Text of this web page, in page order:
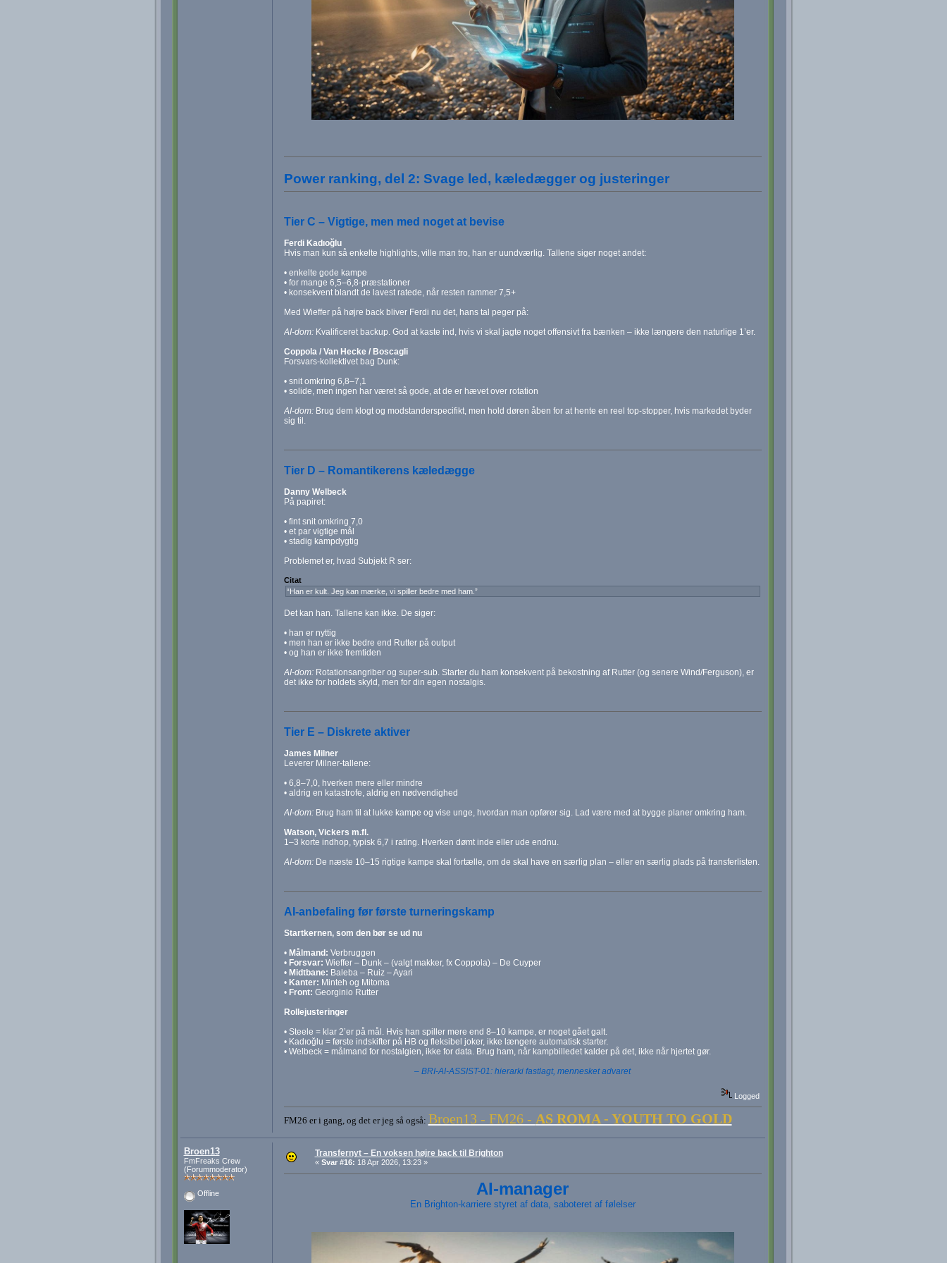
Power ranking, del 2: Svage led, kæledægger og justeringer
Tier C – Vigtige, men med noget at bevise
Ferdi Kadıoğlu
Hvis man kun så enkelte highlights, ville man tro, han er uundværlig. Tallene siger noget andet:
• enkelte gode kampe
• for mange 6,5–6,8-præstationer
• konsekvent blandt de lavest ratede, når resten rammer 7,5+
Med Wieffer på højre back bliver Ferdi nu det, hans tal peger på:
AI-dom:Kvalificeret backup. God at kaste ind, hvis vi skal jagte noget offensivt fra bænken – ikke længere den naturlige 1’er.
Coppola / Van Hecke / Boscagli
Forsvars-kollektivet bag Dunk:
• snit omkring 6,8–7,1
• solide, men ingen har været så gode, at de er hævet over rotation
AI-dom:Brug dem klogt og modstanderspecifikt, men hold døren åben for at hente en reel top-stopper, hvis markedet byder
sig til.
Tier D – Romantikerens kæledægge
Danny Welbeck
På papiret:
• fint snit omkring 7,0
• et par vigtige mål
• stadig kampdygtig
Problemet er, hvad Subjekt R ser:
Citat
“Han er kult. Jeg kan mærke, vi spiller bedre med ham.”
Det kan han. Tallene kan ikke. De siger:
• han er nyttig
• men han er ikke bedre end Rutter på output
• og han er ikke fremtiden
AI-dom:Rotationsangriber og super-sub. Starter du ham konsekvent på bekostning af Rutter (og senere Wind/Ferguson), er
det ikke for holdets skyld, men for din egen nostalgis.
Tier E – Diskrete aktiver
James Milner
Leverer Milner-tallene:
• 6,8–7,0, hverken mere eller mindre
• aldrig en katastrofe, aldrig en nødvendighed
AI-dom:Brug ham til at lukke kampe og vise unge, hvordan man opfører sig. Lad være med at bygge planer omkring ham.
Watson, Vickers m.fl.
1–3 korte indhop, typisk 6,7 i rating. Hverken dømt inde eller ude endnu.
AI-dom:De næste 10–15 rigtige kampe skal fortælle, om de skal have en særlig plan – eller en særlig plads på transferlisten.
AI-anbefaling før første turneringskamp
Startkernen, som den bør se ud nu
• Målmand: Verbruggen
• Forsvar: Wieffer – Dunk – (valgt makker, fx Coppola) – De Cuyper
• Midtbane: Baleba – Ruiz – Ayari
• Kanter: Minteh og Mitoma
• Front: Georginio Rutter
Rollejusteringer
• Steele = klar 2’er på mål. Hvis han spiller mere end 8–10 kampe, er noget gået galt.
• Kadıoğlu = første indskifter på HB og fleksibel joker, ikke længere automatisk starter.
• Welbeck = målmand for nostalgien, ikke for data. Brug ham, når kampbilledet kalder på det, ikke når hjertet gør.
– BRI-AI-ASSIST-01: hierarki fastlagt, mennesket advaret
Logged
FM26 er i gang, og det er jeg så også: Broen13 - FM26 - AS ROMA - YOUTH TO GOLD
Broen13
FmFreaks Crew
(Forummoderator)
Offline
Transfernyt – En voksen højre back til Brighton
« Svar #16: 18 Apr 2026, 13:23 »
AI-manager
En Brighton-karriere styret af data, saboteret af følelser